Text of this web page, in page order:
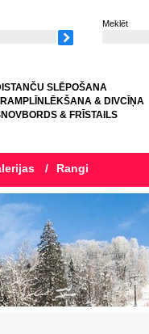
Meklēt
SLĒPOŠANA
& DIVCĪŅA
& FRĪSTAILS
/ Rangi